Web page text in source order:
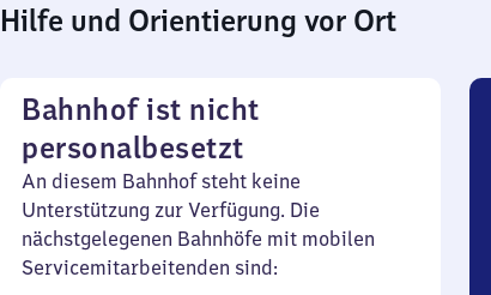
Hilfe und Orientierung vor Ort
Bahnhof ist nicht
personalbesetzt
An diesem Bahnhof steht keine
Unterstützung zur Verfügung. Die
nächstgelegenen Bahnhöfe mit mobilen
Servicemitarbeitenden sind: